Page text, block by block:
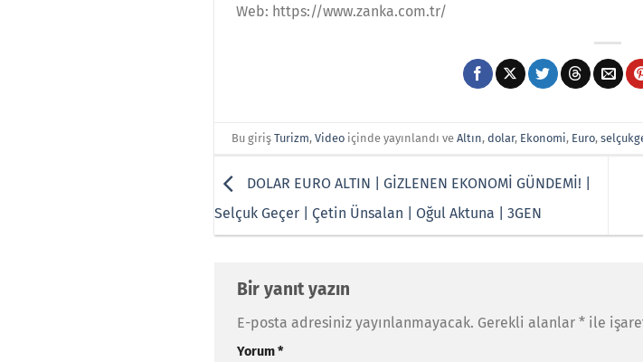
Web: https://www.zanka.com.tr/
Bu girişTurizm,Video içinde yayınlandı veAltın,dolar, Ekonomi, Euro,
DOLAR EURO ALTIN | GİZLENEN EKONOMİ GÜNDEMİ! |
Selçuk Geçer | Çetin Ünsalan | Oğul Aktuna | 3GEN
Bir yanıt yazın
E-posta adresiniz yayınlanmayacak. Gerekli alanlar * ile
Yorum*